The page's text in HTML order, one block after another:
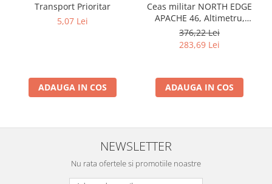
Transport Prioritar
5,07 Lei
ADAUGA IN COS
Ceas militar NORTH EDGE
APACHE 46, Altimetru,
Barometru, Cronometru,
Termometru, Pedometru,
Busola
376,22 Lei
283,69 Lei
ADAUGA IN COS
NEWSLETTER
Nu rata ofertele si promotiile noastre